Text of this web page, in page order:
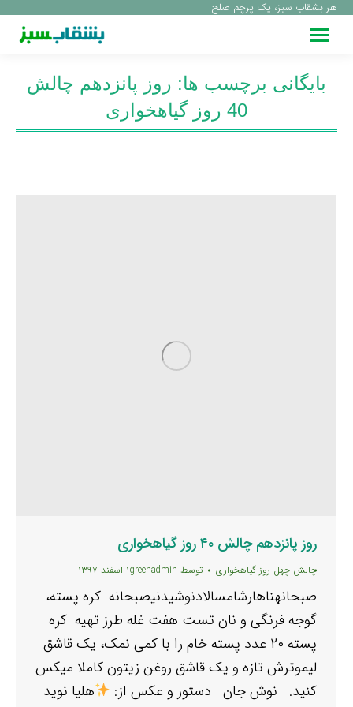
هر بشقاب سبز، یک پرچم صلح
بایگانی برچسب ها: روز پانزدهم چالش
40 روز گیاهخواری
روز پانزدهم چالش ۴۰ روز گیاهخواری
چالش چهل روز گیاهخواری توسط greenadmin۱ اسفند ۱۳۹۷
صبحانهناهارشامسالادنوشیدنیصبحانه کره پسته،
گوجه فرنگی و نان تست هفت غله طرز تهیه کره
پسته ۲۰ عدد پسته خام را با کمی نمک، یک قاشق
لیموترش تازه و یک قاشق روغن زیتون کاملا میکس
کنید. نوش جان دستور و عکس از:
هلیا نوید